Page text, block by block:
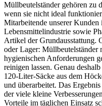
Müllbeutelständer gehören zu
wenn sie nicht ideal
Mitarbeitende unserer Kunden
Lebensmittelindustrie sowie
Artikel der Grundausstattung.
oder Lager: Müllbeutelständer
hygienischen Anforderungen
reinigen lassen. Genau
120-Liter-Säcke aus dem
und überarbeitet. Das
der viele kleine
Vorteile im täglichen Einsatz